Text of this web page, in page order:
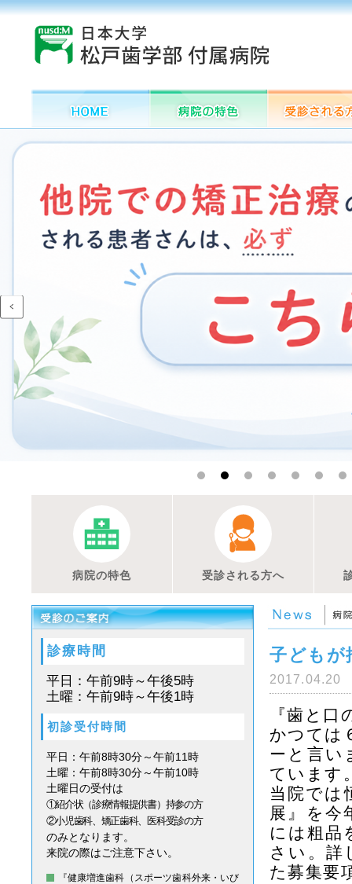
病院の特色 受診される方へ
診療時間
平日：午前9時～午後5時
土曜：午前9時～午後1時
初診受付時間
平日：午前8時30分～午前11時
土曜：午前8時30分～午前10時
土曜日の受付は
①紹介状（診療情報提供書）持参の方
②小児歯科、矯正歯科、医科受診の方
のみとなります。
来院の際はご注意下さい。
『健康増進歯科（スポーツ歯科外来・いび
子どもが
2017.04.20
『歯と
かつては
ーと言い
ています
当院では
展』を今
には粗品
さい。詳
た募集要